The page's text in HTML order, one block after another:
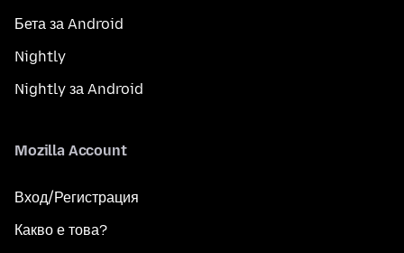
Бета за Android
Nightly
Nightly за Android
Mozilla Account
Вход/Регистрация
Какво е това?